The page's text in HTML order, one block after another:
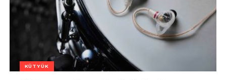
KÜTYÜK